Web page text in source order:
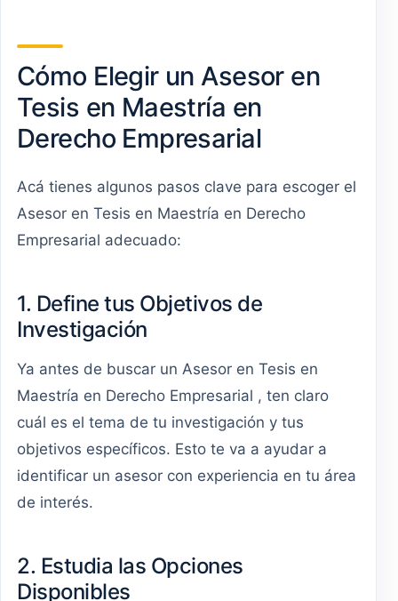
Cómo Elegir un Asesor en
Tesis en Maestría en
Derecho Empresarial
Acá tienes algunos pasos clave para escoger el
Asesor en Tesis en Maestría en Derecho
Empresarial adecuado:
1. Define tus Objetivos de
Investigación
Ya antes de buscar un Asesor en Tesis en
Maestría en Derecho Empresarial , ten claro
cuál es el tema de tu investigación y tus
objetivos específicos. Esto te va a ayudar a
identificar un asesor con experiencia en tu área
de interés.
2. Estudia las Opciones
Disponibles